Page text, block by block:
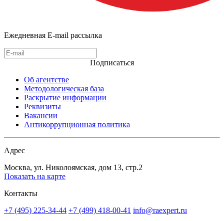
Ежедневная E-mail рассылка
Подписаться
Об агентстве
Методологическая база
Раскрытие информации
Реквизиты
Вакансии
Антикоррупционная политика
Адрес
Москва, ул. Николоямская, дом 13, стр.2
Показать на карте
Контакты
+7 (495) 225-34-44 +7 (499) 418-00-41 info@raexpert.ru